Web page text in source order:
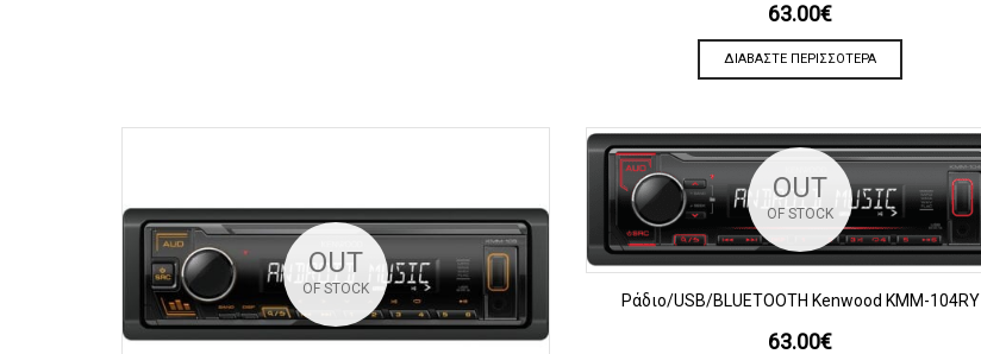
63.00€
ΔΙΑΒΆΣΤΕ ΠΕΡΙΣΣΌΤΕΡΑ
OUT
OF STOCK
OUT
OF STOCK
ΠΡΟΒΟΛΗ
Ράδιο/USB/BLUETOOTH Kenwood KMM-104RY
63.00€